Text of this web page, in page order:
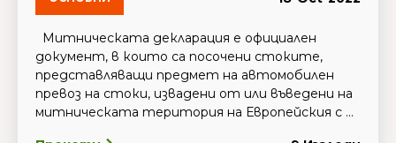
Митническата декларация е официален
документ, в които са посочени стоките,
представляващи предмет на автомобилен
превоз на стоки, извадени от или въведени на
митническата територия на Европейския с ...